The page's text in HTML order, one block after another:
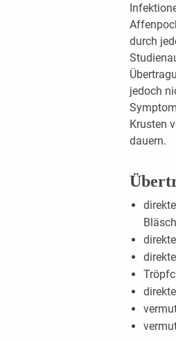
durch
jedoch
Krusten
dauern.